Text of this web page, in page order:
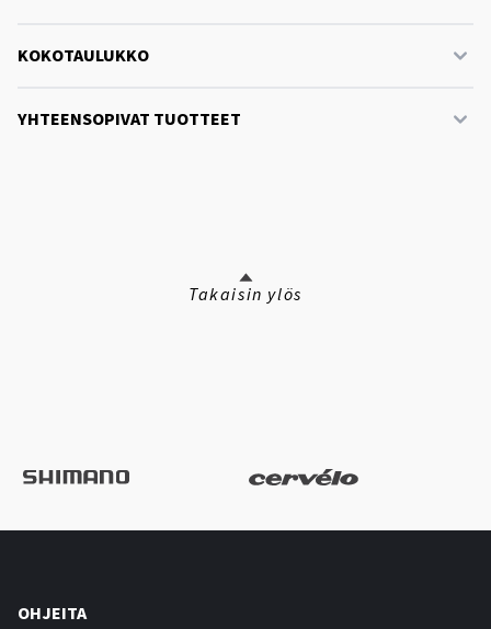
KOKOTAULUKKO
YHTEENSOPIVAT TUOTTEET
Takaisin ylös
OHJEITA